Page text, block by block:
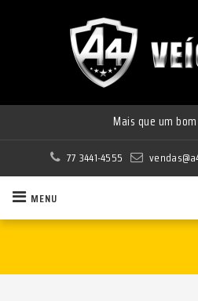
Mais que um
Estoque sempre atualizado
77 3441-4555
MENU